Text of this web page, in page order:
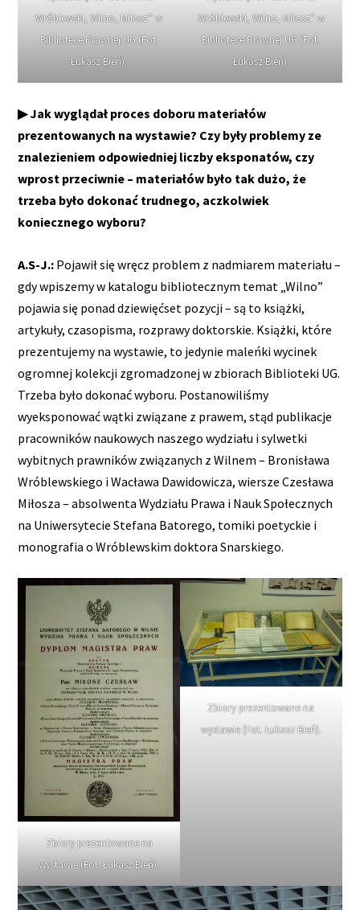
Wróblewski, Wilno, Miłosz” w
Bibliotece Prawnej UG (Fot.
Łukasz Bień).
Wróblewski, Wilno, Miłosz” w
Bibliotece Prawnej UG (Fot.
Łukasz Bień).
▶ Jak wyglądał proces doboru materiałów
prezentowanych na wystawie? Czy były problemy ze
znalezieniem odpowiedniej liczby eksponatów, czy
wprost przeciwnie – materiałów było tak dużo, że
trzeba było dokonać trudnego, aczkolwiek
koniecznego wyboru?
A.S-J.: Pojawił się wręcz problem z nadmiarem materiału –
gdy wpiszemy w katalogu bibliotecznym temat „Wilno”
pojawia się ponad dziewięćset pozycji – są to książki,
artykuły, czasopisma, rozprawy doktorskie. Książki, które
prezentujemy na wystawie, to jedynie maleńki wycinek
ogromnej kolekcji zgromadzonej w zbiorach Biblioteki UG.
Trzeba było dokonać wyboru. Postanowiliśmy
wyeksponować wątki związane z prawem, stąd publikacje
pracowników naukowych naszego wydziału i sylwetki
wybitnych prawników związanych z Wilnem – Bronisława
Wróblewskiego i Wacława Dawidowicza, wiersze Czesława
Miłosza – absolwenta Wydziału Prawa i Nauk Społecznych
na Uniwersytecie Stefana Batorego, tomiki poetyckie i
monografia o Wróblewskim doktora Snarskiego.
Zbiory prezentowane na
wystawie (Fot. Łukasz Bień).
Zbiory prezentowane na
wystawie (Fot. Łukasz Bień).